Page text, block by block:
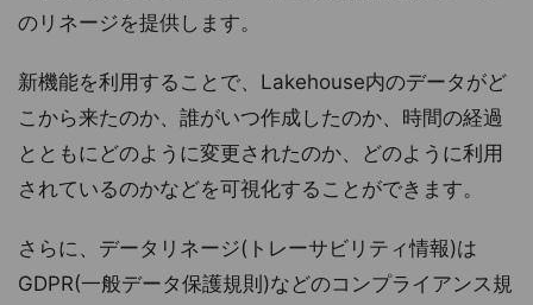
のリネージを提供します。
新機能を利用することで、Lakehouse内のデータがど
こから来たのか、誰がいつ作成したのか、時間の経過
とともにどのように変更されたのか、どのように利用
されているのかなどを可視化することができます。
さらに、データリネージ(トレーサビリティ情報)は
GDPR(一般データ保護規則)などのコンプライアンス規